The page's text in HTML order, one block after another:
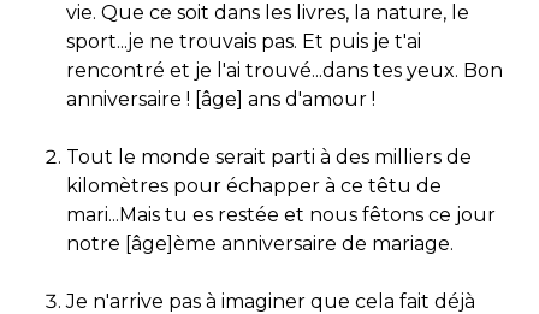
vie. Que ce soit dans les livres, la nature, le
sport...je ne trouvais pas. Et puis je t'ai
rencontré et je l'ai trouvé...dans tes yeux. Bon
anniversaire ! [âge] ans d'amour !
Tout le monde serait parti à des milliers de
kilomètres pour échapper à ce têtu de
mari...Mais tu es restée et nous fêtons ce jour
notre [âge]ème anniversaire de mariage.
Je n'arrive pas à imaginer que cela fait déjà